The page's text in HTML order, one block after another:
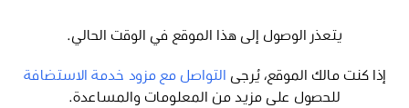
يتعذر الوصول إلى هذا الموقع في الوقت الحالي.
إذا كنت مالك الموقع، يُرجى
التواصل مع مزود خدمة الاستضافة
للحصول على مزيد من المعلومات والمساعدة.